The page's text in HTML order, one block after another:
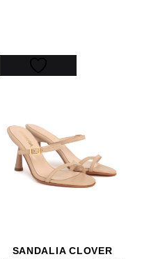
SANDALIA CLOVER